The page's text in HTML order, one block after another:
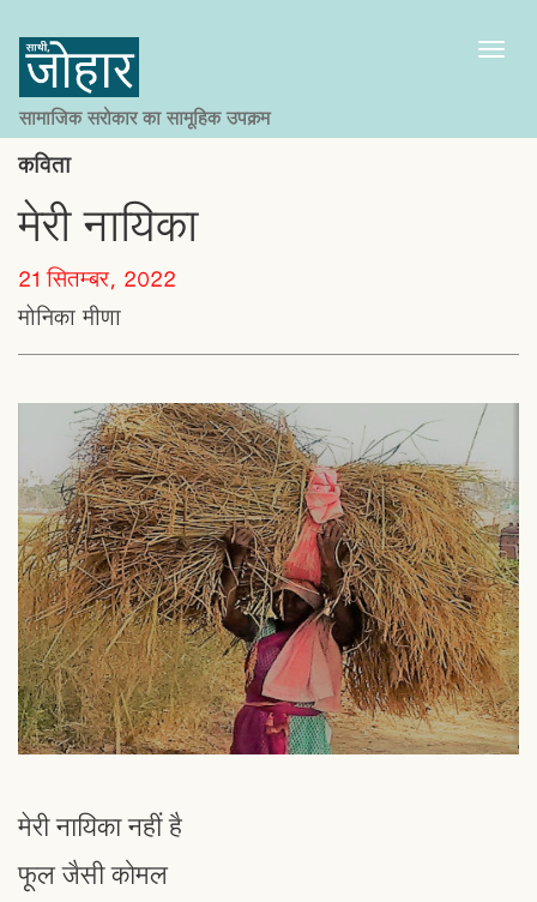
सामाजिक सरोकार का सामूहिक उपक्रम
कविता
मेरी नायिका
21 सितम्बर, 2022
मोनिका मीणा
मेरी नायिका नहीं है
फूल जैसी कोमल